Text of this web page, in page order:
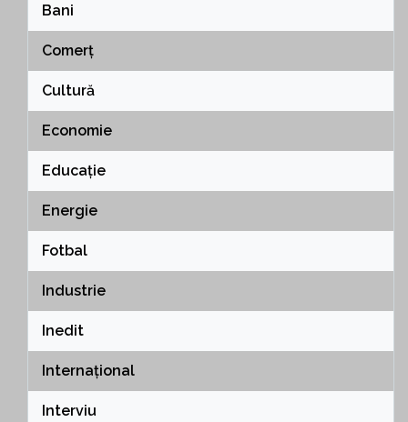
Bani
Comerț
Cultură
Economie
Educație
Energie
Fotbal
Industrie
Inedit
Internațional
Interviu